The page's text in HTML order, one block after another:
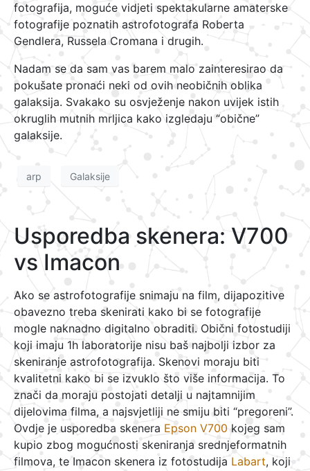
fotografija, moguće vidjeti spektakularne amaterske
fotografije poznatih astrofotografa Roberta
Gendlera, Russela Cromana i drugih.
Nadam se da sam vas barem malo zainteresirao da
pokušate pronaći neki od ovih neobičnih oblika
galaksija. Svakako su osvježenje nakon uvijek istih
okruglih mutnih mrljica kako izgledaju “obične”
galaksije.
arp Galaksije
Usporedba skenera: V700
vs Imacon
Ako se astrofotografije snimaju na film, dijapozitive
obavezno treba skenirati kako bi se fotografije
mogle naknadno digitalno obraditi. Obični fotostudiji
koji imaju 1h laboratorije nisu baš najbolji izbor za
skeniranje astrofotografija. Skenovi moraju biti
kvalitetni kako bi se izvuklo što više informacija. To
znači da moraju postojati detalji u najtamnijim
dijelovima filma, a najsvjetliji ne smiju biti “pregoreni”.
Ovdje je usporedba skenera Epson V700 kojeg sam
kupio zbog mogućnosti skeniranja srednjeformatnih
filmova, te Imacon skenera iz fotostudija Labart, koji